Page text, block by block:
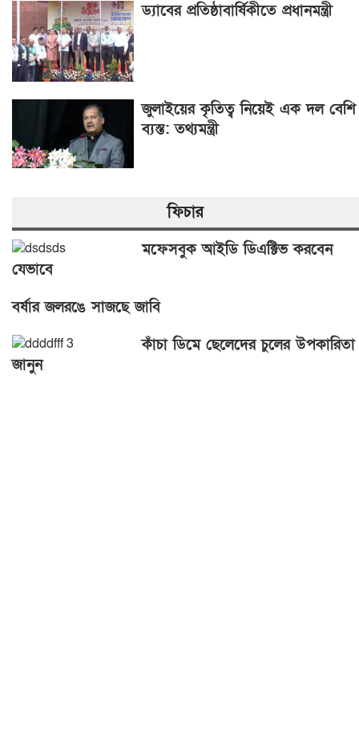
ড্যাবের প্রতিষ্ঠাবার্ষিকীতে প্রধানমন্ত্রী
জুলাইয়ের কৃতিত্ব নিয়েই এক দল বেশি
ব্যস্ত: তথ্যমন্ত্রী
ফিচার
মফেসবুক আইডি ডিএক্টিভ করবেন
যেভাবে
বর্ষার জলরঙে সাজছে জাবি
কাঁচা ডিমে ছেলেদের চুলের উপকারিতা
জানুন